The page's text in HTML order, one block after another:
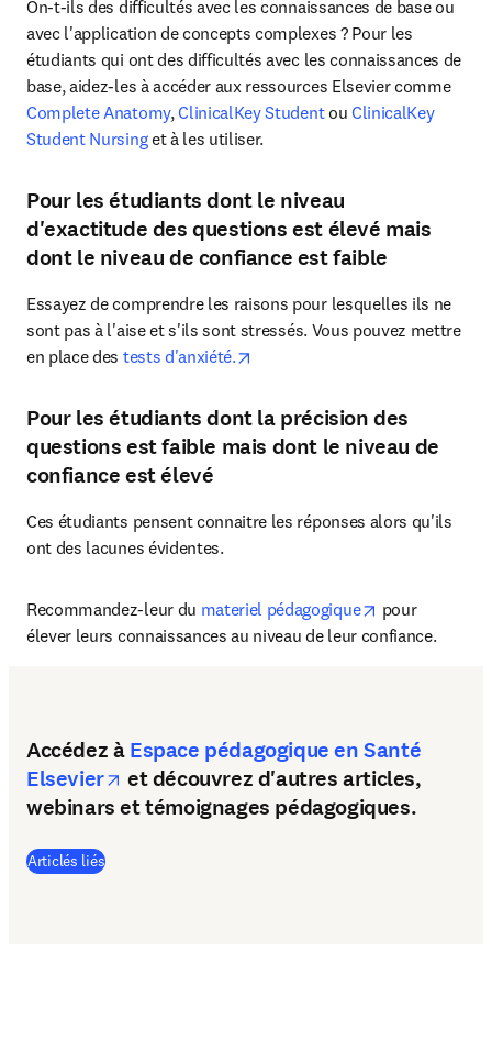
On-t-ils des difficultés avec les connaissances de base ou
avec l'application de concepts complexes ? Pour les
étudiants qui ont des difficultés avec les connaissances de
base, aidez-les à accéder aux ressources Elsevier comme
Complete Anatomy, ClinicalKey Student ou ClinicalKey
Student Nursing et à les utiliser.
Pour les étudiants dont le niveau
d'exactitude des questions est élevé mais
dont le niveau de confiance est faible
Essayez de comprendre les raisons pour lesquelles ils ne
sont pas à l'aise et s'ils sont stressés. Vous pouvez mettre
en place des tests d'anxiété.
Pour les étudiants dont la précision des
questions est faible mais dont le niveau de
confiance est élevé
Ces étudiants pensent connaitre les réponses alors qu'ils
ont des lacunes évidentes.
Recommandez-leur du materiel pédagogique opens in new
pour
élever leurs connaissances au niveau de leur confiance.
Accédez àEspace pédagogique en Santé
Elsevier
opens in new tab/window
et découvrez d'autres articles,
webinars et témoignages pédagogiques.
Articlés liés(